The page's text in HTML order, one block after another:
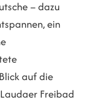
– dazu
ein
auf die
Freibad